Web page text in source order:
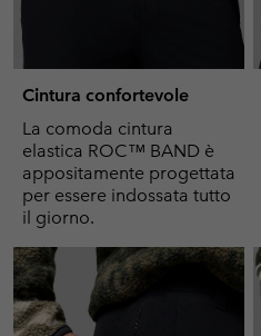
Cintura confortevole
La comoda cintura
elastica ROC™ BAND è
appositamente progettata
per essere indossata tutto
il giorno.